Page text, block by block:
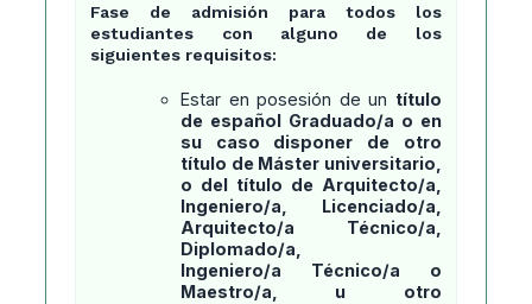
Fase de admisión para todos los
estudiantes con alguno de los
siguientes requisitos:
Estar en posesión de un título
de español Graduado/a o en
su caso disponer de otro
título de Máster universitario,
o del título de Arquitecto/a,
Ingeniero/a, Licenciado/a,
Arquitecto/a Técnico/a,
Diplomado/a,
Ingeniero/a Técnico/a o
Maestro/a, u otro